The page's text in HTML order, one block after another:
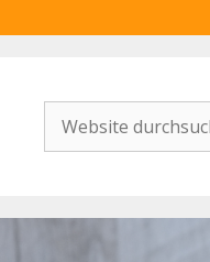
Website
durchsuchen